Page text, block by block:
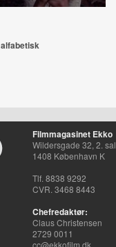
alfabetisk
Filmmagasinet Ekko
Wildersgade 32, 2. sal
1408 København K
Tlf. 8838 9292
CVR. 3468 8443
Chefredaktør:
Claus Christensen
2729 0011
cc@ekkofilm.dk